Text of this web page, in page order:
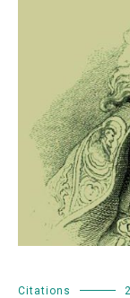
Citations